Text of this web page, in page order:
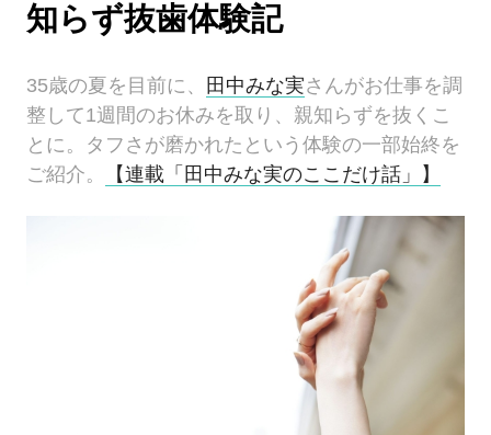
知らず抜歯体験記
35歳の夏を目前に、 田中みな実さんがお仕事を調
整して1週間のお休みを取り、親知らずを抜くこ
とに。タフさが磨かれたという体験の一部始終を
ご紹介。
【連載「田中みな実のここだけ話」】